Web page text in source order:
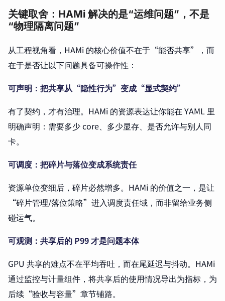
关键取舍：HAMi 解决的是“运维问题”，不是
“物理隔离问题”
从工程视角看，HAMi 的核心价值不在于“能否共享”，而
在于是否让以下问题具备可操作性：
可声明：把共享从“隐性行为”变成“显式契约”
有了契约，才有治理。HAMi 的资源表达让你能在 YAML 里
明确声明：需要多少 core、多少显存、是否允许与别人同
卡。
可调度：把碎片与落位变成系统责任
资源单位变细后，碎片必然增多。HAMi 的价值之一，是让
“碎片管理/落位策略”进入调度责任域，而非留给业务侧
碰运气。
可观测：共享后的 P99 才是问题本体
GPU 共享的难点不在平均吞吐，而在尾延迟与抖动。HAMi
通过监控与计量组件，将共享后的使用情况导出为指标，为
后续“验收与容量”章节铺路。